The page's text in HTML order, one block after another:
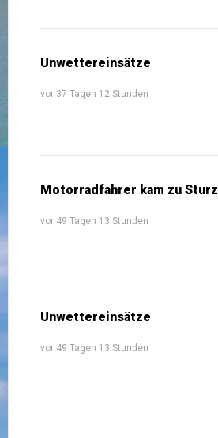
Unwettereinsätze
vor 37 Tagen 12 Stunden
Motorradfahrer kam zu Sturz
vor 49 Tagen 13 Stunden
Unwettereinsätze
vor 49 Tagen 13 Stunden